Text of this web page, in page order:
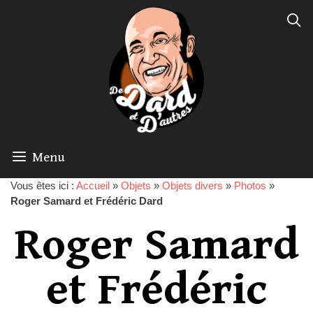
Menu
Vous êtes ici : Accueil » Objets » Objets divers » Photos »
Roger Samard et Frédéric Dard
Roger Samard
et Frédéric